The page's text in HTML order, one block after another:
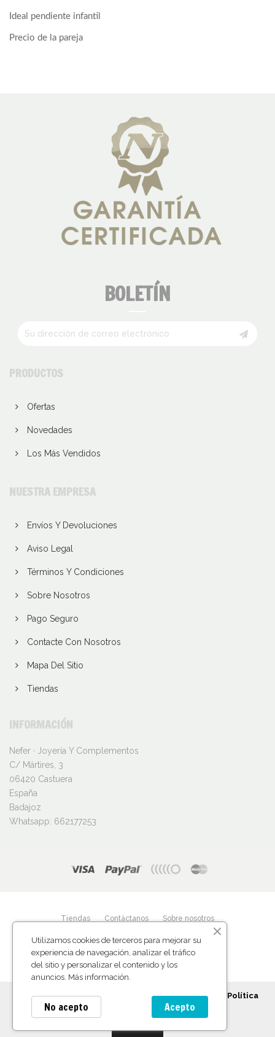
Ideal pendiente infantil
Precio de la pareja
BOLETÍN
PRODUCTOS
Ofertas
Novedades
Los Más Vendidos
NUESTRA EMPRESA
Envíos Y Devoluciones
Aviso Legal
Términos Y Condiciones
Sobre Nosotros
Pago Seguro
Contacte Con Nosotros
Mapa Del Sitio
Tiendas
INFORMACIÓN
Nefer · Joyería Y Complementos
C/ Mártires, 3
06420 Castuera
España
Badajoz
Whatsapp: 662177253
Tiendas Contáctanos Sobre nosotros
NEFERShop © diseñada por Creativadero.com
Para continuar utilizando este sitio, debes aceptar nuestra Política
de Privacidad
y nuestro Uso de Cookies
Utilizamos cookies de terceros para mejorar su
experiencia de navegación, analizar el tráfico
del sitio y personalizar el contenido y los
anuncios. Más información.
Acepto
No acepto